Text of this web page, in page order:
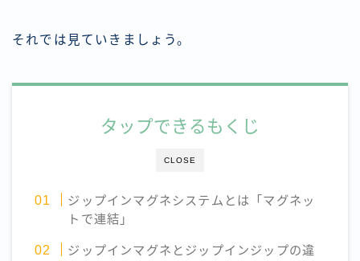
それでは見ていきましょう。
CLOSE
タップできるもくじ
ジップインマグネシステムとは「マグネッ
トで連結」
ジップインマグネとジップインジップの違